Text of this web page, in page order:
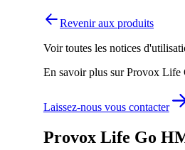
Provox Life Go
Revenir aux produits
Voir toutes les notices
En savoir plus sur Provox
Laissez-nous vous contacter